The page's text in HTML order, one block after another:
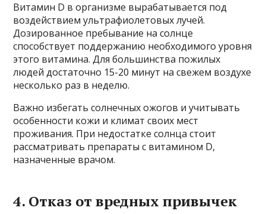
Витамин D в организме вырабатывается под
воздействием ультрафиолетовых лучей.
Дозированное пребывание на солнце
способствует поддержанию необходимого уровня
этого витамина. Для большинства пожилых
людей достаточно 15-20 минут на свежем воздухе
несколько раз в неделю.
Важно избегать солнечных ожогов и учитывать
особенности кожи и климат своих мест
проживания. При недостатке солнца стоит
рассматривать препараты с витамином D,
назначенные врачом.
4. Отказ от вредных привычек